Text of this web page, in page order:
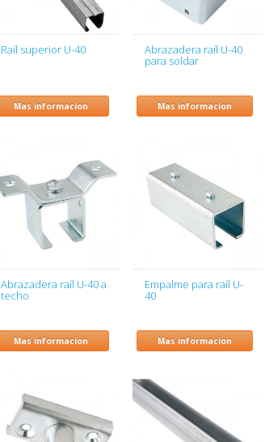
Raíl superior U-40
Mas informacion
Abrazadera raíl U-40
para soldar
Mas informacion
Abrazadera raíl U-40 a
techo
Mas informacion
Empalme para raíl U-
40
Mas informacion